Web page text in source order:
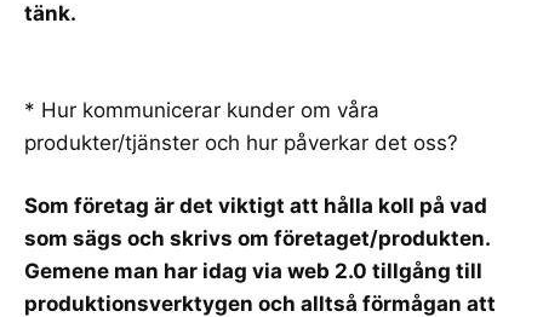
tänk.
* Hur kommunicerar kunder om våra
produkter/tjänster och hur påverkar det oss?
Som företag är det viktigt att hålla koll på vad
som sägs och skrivs om företaget/produkten.
Gemene man har idag via web 2.0 tillgång till
produktionsverktygen och alltså förmågan att